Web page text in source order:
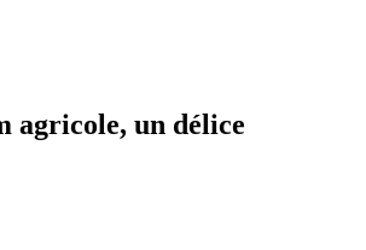
agricole, un délice